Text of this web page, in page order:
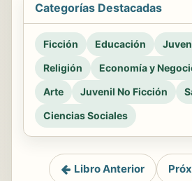
Categorías Destacadas
Ficción Educación
Religión
Economía y
Arte
Juvenil No Ficción
Ciencias Sociales
Libro Anterior